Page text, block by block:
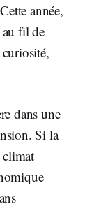
année,
au fil de
dans une
Si la
climat